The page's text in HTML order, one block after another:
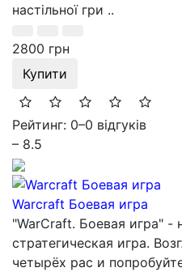
настільної гри ..
2800 грн
Купити
Рейтинг: 0–0 відгуків
– 8.5
Warcraft Боевая игра
"WarСraft. Боевая игра" -
стратегическая игра.
четырёх рас и